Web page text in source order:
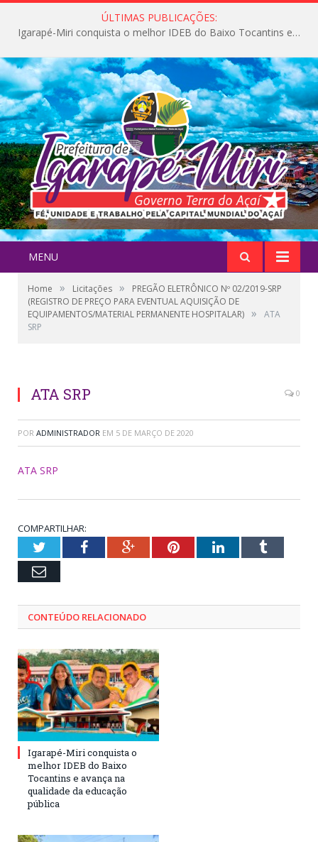
ÚLTIMAS PUBLICAÇÕES:
Igarapé-Miri conquista o melhor IDEB do Baixo Tocantins e avança na qualidade da educação pública
MENU
Home » Licitações »
PREGÃO ELETRÔNICO Nº 02/2019-SRP
(REGISTRO DE PREÇO PARA EVENTUAL AQUISIÇÃO DE
EQUIPAMENTOS/MATERIAL PERMANENTE HOSPITALAR) »
ATA
SRP
ATA SRP 0
POR ADMINISTRADOR EM 5 DE MARÇO DE 2020
ATA SRP
COMPARTILHAR:
TwitterFacebookGoogle+PinterestLinkedInTumblr
Email
CONTEÚDO RELACIONADO
Igarapé-Miri conquista o
melhor IDEB do Baixo
Tocantins e avança na
qualidade da educação
pública